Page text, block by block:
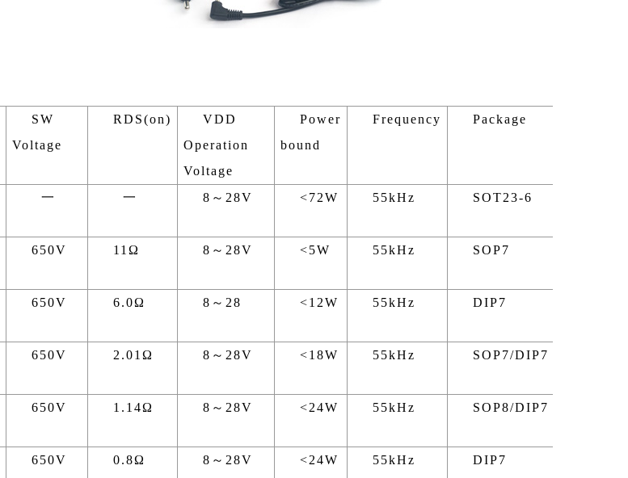
SW
Voltage
RDS(on)
VDD
Operation
Voltage
Power
bound
Frequency Package
一 一 8～28V <72W 55kHz SOT23-6
650V 11Ω 8～28V <5W 55kHz SOP7
650V 6.0Ω 8～28 <12W 55kHz DIP7
650V 2.01Ω 8～28V <18W 55kHz SOP7/DIP7
650V 1.14Ω 8～28V <24W 55kHz SOP8/DIP7
650V 0.8Ω 8～28V <24W 55kHz DIP7